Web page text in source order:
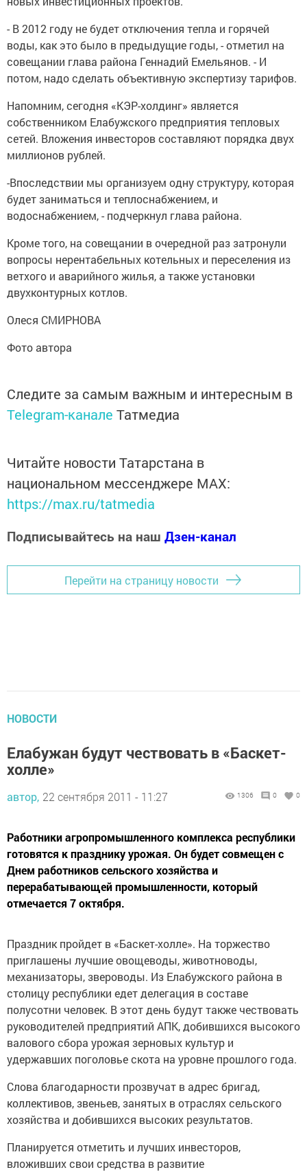
- В 2012 году не будет отключения тепла и горячей
воды, как это было в предыдущие годы, - отметил на
совещании глава района Геннадий Емельянов. - И
потом, надо сделать объективную экспертизу тарифов.
Напомним, сегодня «КЭР-холдинг» является
собственником Елабужского предприятия тепловых
сетей. Вложения инвесторов составляют порядка двух
миллионов рублей.
-Впоследствии мы организуем одну структуру, которая
будет заниматься и теплоснабжением, и
водоснабжением, - подчеркнул глава района.
Кроме того, на совещании в очередной раз затронули
вопросы нерентабельных котельных и переселения из
ветхого и аварийного жилья, а также установки
двухконтурных котлов.
Олеся СМИРНОВА
Фото автора
Следите за самым важным и интересным в
Telegram-канале Татмедиа
Читайте новости Татарстана в
национальном мессенджере MАХ:
https://max.ru/tatmedia
Подписывайтесь на наш Дзен-канал
Перейти на страницу новости
НОВОСТИ
Елабужан будут чествовать в «Баскет-
холле»
автор, 22 сентября 2011 - 11:27 1306 0 0
Работники агропромышленного комплекса республики
готовятся к празднику урожая. Он будет совмещен с
Днем работников сельского хозяйства и
перерабатывающей промышленности, который
отмечается 7 октября.
Праздник пройдет в «Баскет-холле». На торжество
приглашены лучшие овощеводы, животноводы,
механизаторы, звероводы. Из Елабужского района в
столицу республики едет делегация в составе
полусотни человек. В этот день будут также чествовать
руководителей предприятий АПК, добившихся высокого
валового сбора урожая зерновых культур и
удержавших поголовье скота на уровне прошлого года.
Слова благодарности прозвучат в адрес бригад,
коллективов, звеньев, занятых в отраслях сельского
хозяйства и добившихся высоких результатов.
Планируется отметить и лучших инвесторов,
вложивших свои средства в развитие